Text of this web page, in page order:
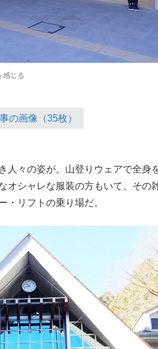
感じる
の画像（35枚）
々の姿が。山登りウェアで全身
オシャレな服装の方もいて、その
・リフトの乗り場だ。